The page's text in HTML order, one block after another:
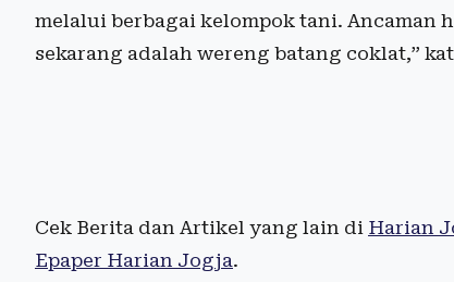
melalui berbagai kelompok tani. Ancaman
sekarang adalah wereng batang coklat,”
Cek Berita dan Artikel yang lain di Harian
Epaper Harian Jogja.